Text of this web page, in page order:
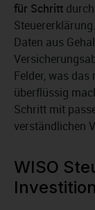
für Schritt
Daten aus
Felder, was
überflüssig
Schritt mit
verständlichen
WISO